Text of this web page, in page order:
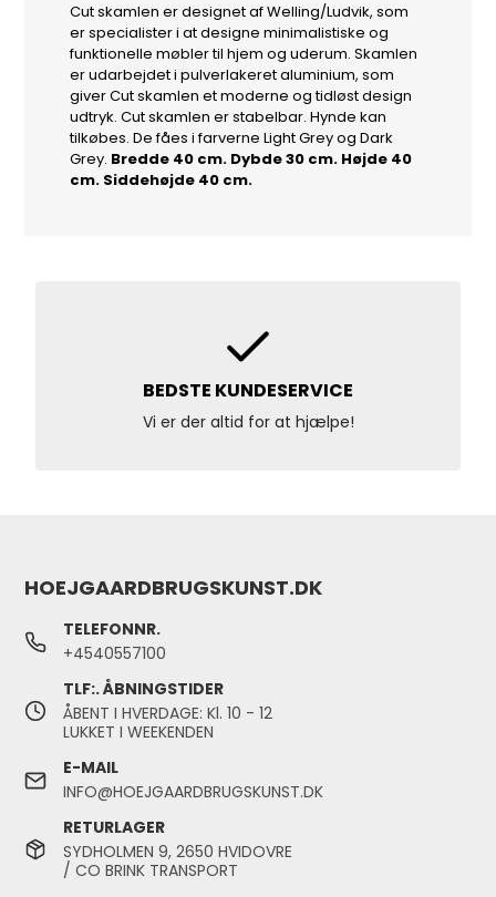
Cut skamlen er designet af Welling/Ludvik, som
er specialister i at designe minimalistiske og
funktionelle møbler til hjem og uderum. Skamlen
er udarbejdet i pulverlakeret aluminium, som
giver Cut skamlen et moderne og tidløst design
udtryk. Cut skamlen er stabelbar. Hynde kan
tilkøbes. De fåes i farverne Light Grey og Dark
Grey. Bredde 40 cm. Dybde 30 cm. Højde 40
cm. Siddehøjde 40 cm.
BEDSTE KUNDESERVICE
Vi er der altid for at hjælpe!
HOEJGAARDBRUGSKUNST.DK
TELEFONNR.
+4540557100
TLF:. ÅBNINGSTIDER
ÅBENT I HVERDAGE: Kl. 10 - 12
LUKKET I WEEKENDEN
E-MAIL
INFO@HOEJGAARDBRUGSKUNST.DK
RETURLAGER
SYDHOLMEN 9, 2650 HVIDOVRE
/ CO BRINK TRANSPORT